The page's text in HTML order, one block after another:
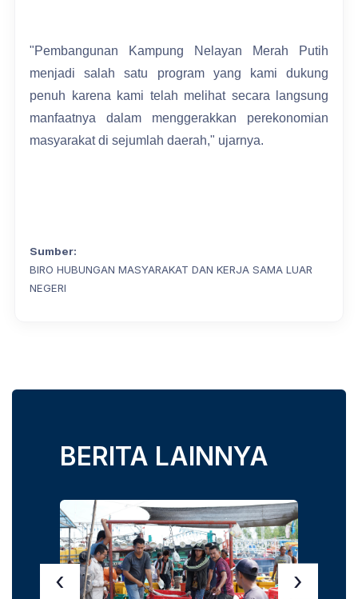
"Pembangunan Kampung Nelayan Merah Putih
menjadi salah satu program yang kami dukung
penuh karena kami telah melihat secara langsung
manfaatnya dalam menggerakkan perekonomian
masyarakat di sejumlah daerah," ujarnya.
Sumber:
BIRO HUBUNGAN MASYARAKAT DAN KERJA SAMA LUAR
NEGERI
BERITA LAINNYA
‹ ›